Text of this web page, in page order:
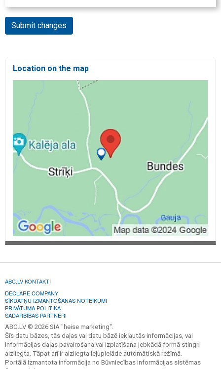
Submit changes
Location on the map
ABC.LV KONTAKTI
DECLARE COMPANY
SĪKDATŅU IZMANTOŠANAS NOTEIKUMI
PRIVĀTUMA POLITIKA
SADARBĪBAS PARTNERI
ABC.LV © 2026 SIA "heise marketing".
Šīs datu bāzes, tās daļas vai datu bāzē iekļautās informācijas, vai
informācijas daļas pavairošana vai izplatīšana jebkādā formā stingri
aizliegta. Tāpat arī ir aizliegta lejupielāde automātiskā režīmā.
Portālā izmantota informācija no Būvniecības informācijas sistēmas